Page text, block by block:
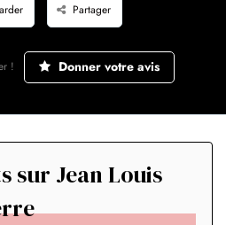
Partager
! Donner votre avis
sur Jean Louis